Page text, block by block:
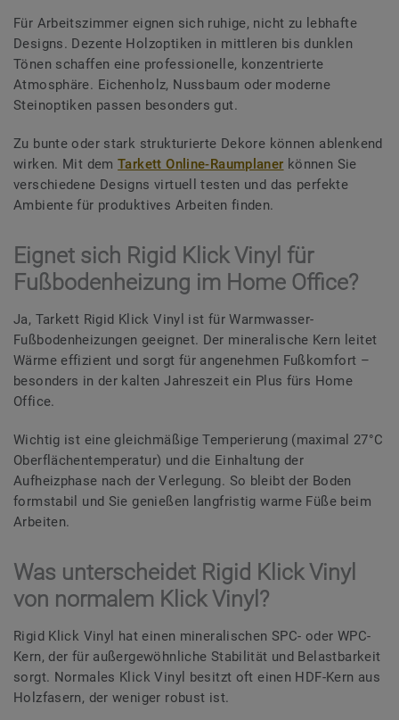
Für Arbeitszimmer eignen sich ruhige, nicht zu lebhafte
Designs. Dezente Holzoptiken in mittleren bis dunklen
Tönen schaffen eine professionelle, konzentrierte
Atmosphäre. Eichenholz, Nussbaum oder moderne
Steinoptiken passen besonders gut.
Zu bunte oder stark strukturierte Dekore können ablenkend
wirken. Mit demTarkett Online-Raumplaner können Sie
verschiedene Designs virtuell testen und das perfekte
Ambiente für produktives Arbeiten finden.
Eignet sich Rigid Klick Vinyl für
Fußbodenheizung im Home Office?
Ja, Tarkett Rigid Klick Vinyl ist für Warmwasser-
Fußbodenheizungen geeignet. Der mineralische Kern leitet
Wärme effizient und sorgt für angenehmen Fußkomfort –
besonders in der kalten Jahreszeit ein Plus fürs Home
Office.
Wichtig ist eine gleichmäßige Temperierung (maximal 27°C
Oberflächentemperatur) und die Einhaltung der
Aufheizphase nach der Verlegung. So bleibt der Boden
formstabil und Sie genießen langfristig warme Füße beim
Arbeiten.
Was unterscheidet Rigid Klick Vinyl
von normalem Klick Vinyl?
Rigid Klick Vinyl hat einen mineralischen SPC- oder WPC-
Kern, der für außergewöhnliche Stabilität und Belastbarkeit
sorgt. Normales Klick Vinyl besitzt oft einen HDF-Kern aus
Holzfasern, der weniger robust ist.